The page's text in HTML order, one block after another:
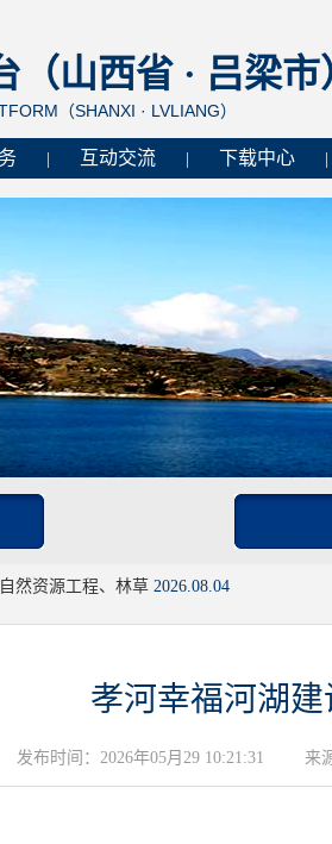
山西省 · 吕梁市
（SHANXI · LVLIANG）
互动交流 下载中心
然资源工程、林草 2026.08.04
孝河幸福河湖
发布时间：2026年05月29 10:21:31 来